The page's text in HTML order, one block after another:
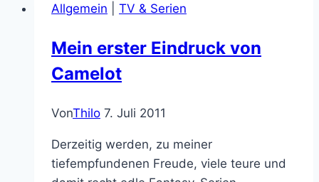
vergesse:
Things!
Allgemein TV & Serien
Mein erster Eindruck von
Camelot
VonThilo 7. Juli 2011
Derzeitig werden, zu meiner
tiefempfundenen Freude, viele teure und